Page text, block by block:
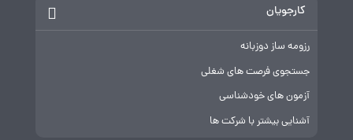
کارجویان
رزومه ساز دوزبانه
جستجوی فرصت های شغلی
آزمون های خودشناسی
آشنایی بیشتر با شرکت ها